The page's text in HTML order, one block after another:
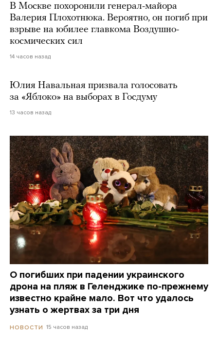
В Москве похоронили генерал-майора
Валерия Плохотнюка. Вероятно, он погиб при
взрыве на юбилее главкома Воздушно-
космических сил
14 часов назад
Юлия Навальная призвала голосовать
за «Яблоко» на выборах в Госдуму
13 часов назад
О погибших при падении украинского
дрона на пляж в Геленджике по-прежнему
известно крайне мало. Вот что удалось
узнать о жертвах за три дня
НОВОСТИ 15 часов назад